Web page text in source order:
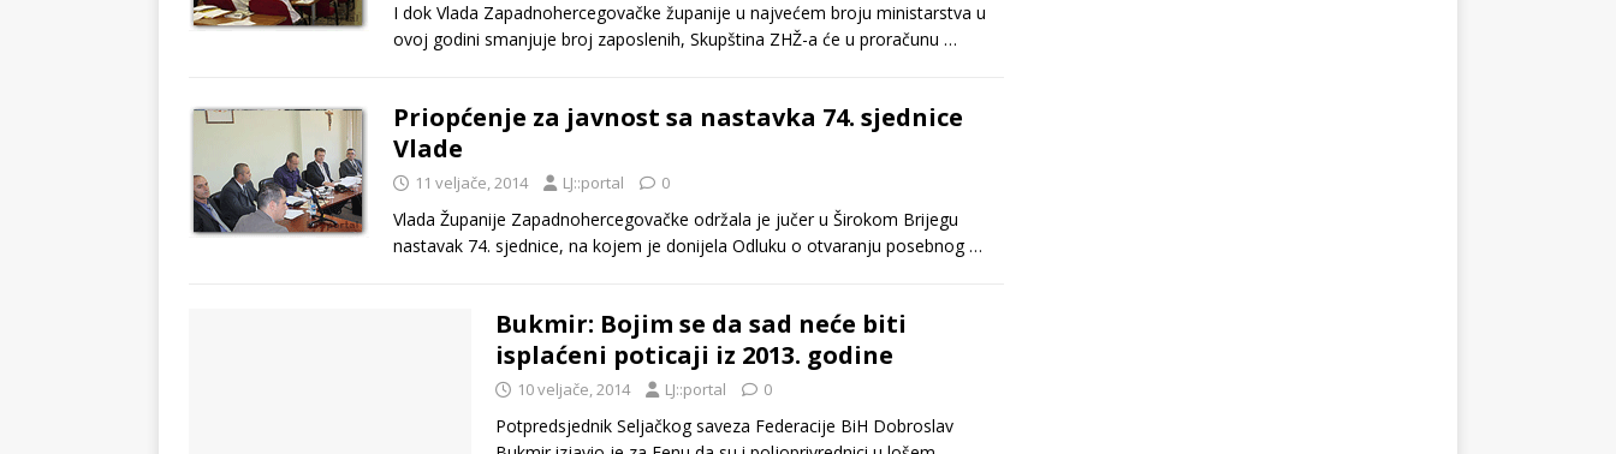
I dok Vlada Zapadnohercegovačke županije u najvećem broju ministarstva u
ovoj godini smanjuje broj zaposlenih, Skupština ZHŽ-a će u proračunu …
Priopćenje za javnost sa nastavka 74. sjednice
Vlade
11 veljače, 2014 LJ::portal 0
Vlada Županije Zapadnohercegovačke održala je jučer u Širokom Brijegu
nastavak 74. sjednice, na kojem je donijela Odluku o otvaranju posebnog…
Bukmir: Bojim se da sad neće biti
isplaćeni poticaji iz 2013. godine
10 veljače, 2014 LJ::portal 0
Potpredsjednik Seljačkog saveza Federacije BiH Dobroslav